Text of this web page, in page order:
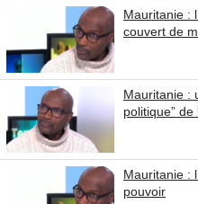
Mauritanie :
couvert de
Mauritanie :
politique”
Mauritanie :
pouvoir